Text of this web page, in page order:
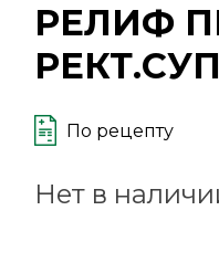
РЕЛИФ
По рецепту
Нет в